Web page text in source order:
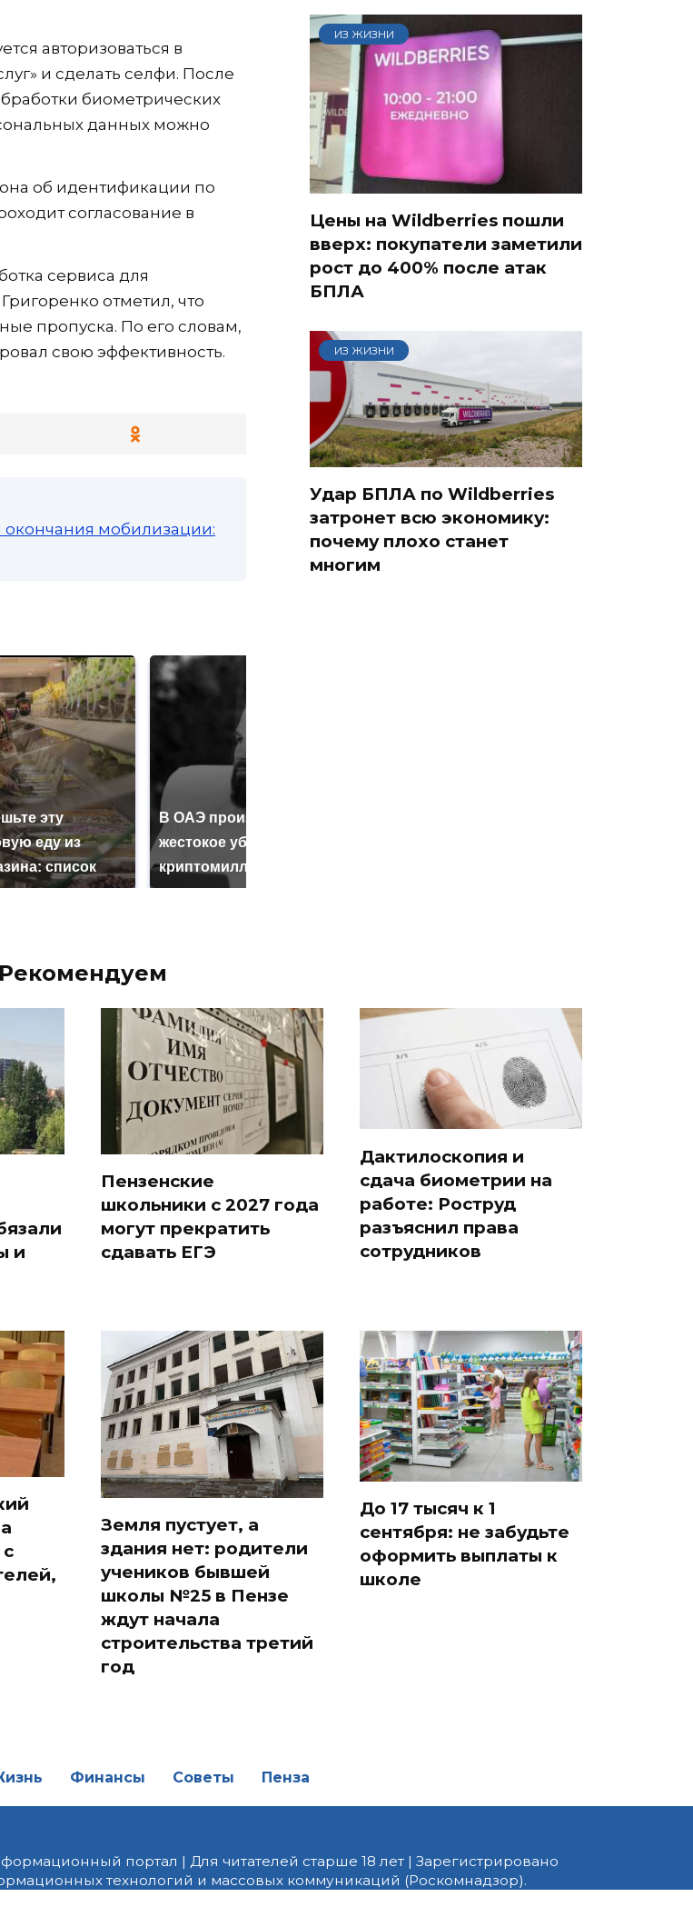
авторизоваться в
и сделать селфи. После
биометрических
данных можно
об идентификации по
согласование в
сервиса для
отметил, что
пропуска. По его словам,
свою эффективность.
окончания мобилизации:
эту
еду из
список
В ОАЭ произошло
жестокое убийство
криптомиллионера
ИЗ ЖИЗНИ
Цены на Wildberries пошли
вверх: покупатели заметили
рост до 400% после атак
БПЛА
ИЗ ЖИЗНИ
Удар БПЛА по Wildberries
затронет всю экономику:
почему плохо станет
многим
Рекомендуем
и
Пензенские
школьники с 2027 года
могут прекратить
сдавать ЕГЭ
Дактилоскопия и
сдача биометрии на
работе: Роструд
разъяснил права
сотрудников
Земля пустует, а
здания нет: родители
учеников бывшей
школы №25 в Пензе
ждут начала
строительства третий
год
До 17 тысяч к 1
сентября: не забудьте
оформить выплаты к
школе
Финансы Советы Пенза
портал | Для читателей старше 18 лет | Зарегистрировано
технологий и массовых коммуникаций (Роскомнадзор).